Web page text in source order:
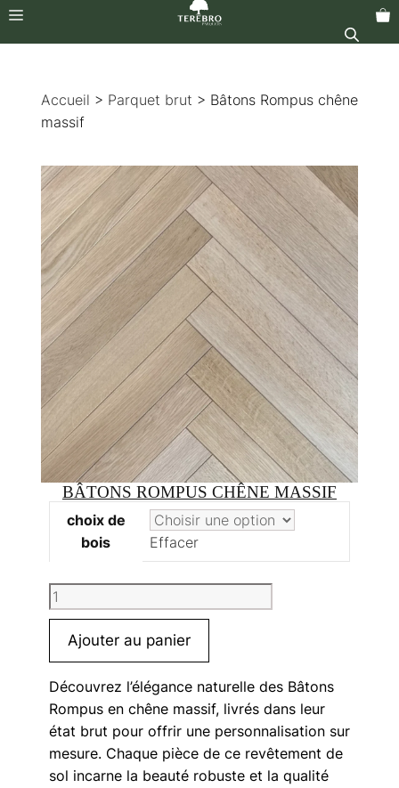
contenu
Menu
Accueil > Parquet brut > Bâtons Rompus chêne
massif
BÂTONS ROMPUS CHÊNE MASSIF
choix de
bois
Effacer
quantité
de
Bâtons
Rompus
chêne
massif
Ajouter au panier
Découvrez l’élégance naturelle des Bâtons
Rompus en chêne massif, livrés dans leur
état brut pour offrir une personnalisation sur
mesure. Chaque pièce de ce revêtement de
sol incarne la beauté robuste et la qualité